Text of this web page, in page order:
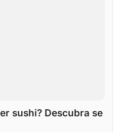
sushi? Descubra se